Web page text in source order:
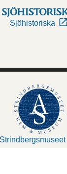
Sjöhistoriska
Strindbergsmuseet